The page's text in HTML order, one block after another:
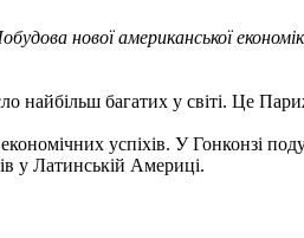
нової американської
найбільш багатих у світі. Це
успіхів. У Гонконзі
у Латинській Америці.